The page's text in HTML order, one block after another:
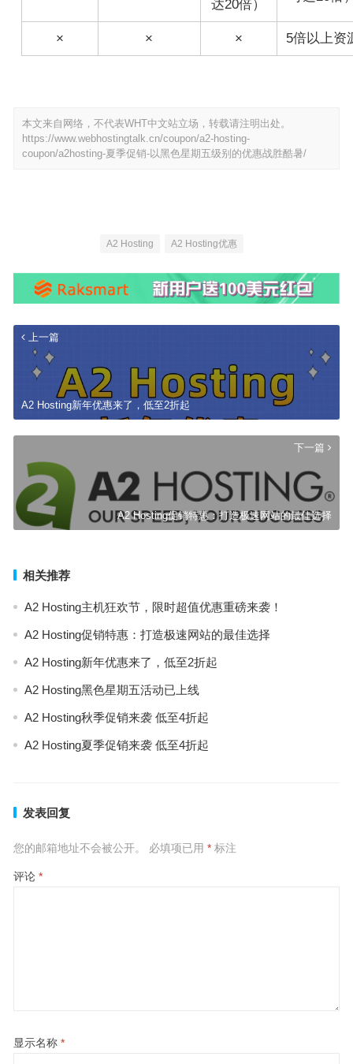
达20倍）
× × × 5倍以上资
本文来自网络，不代表WHT中文站立场，转载请注明出处。
https://www.webhostingtalk.cn/coupon/a2-hosting-
coupon/a2hosting-夏季促销-以黑色星期五级别的优惠战胜酷暑/
A2 Hosting A2 Hosting优惠
上一篇
A2 Hosting新年优惠来了，低至2折起
下一篇
A2 Hosting促销特惠：打造极速网站的最佳选择
相关推荐
A2 Hosting主机狂欢节，限时超值优惠重磅来袭！
A2 Hosting促销特惠：打造极速网站的最佳选择
A2 Hosting新年优惠来了，低至2折起
A2 Hosting黑色星期五活动已上线
A2 Hosting秋季促销来袭 低至4折起
A2 Hosting夏季促销来袭 低至4折起
发表回复
您的邮箱地址不会被公开。 必填项已用 *标注
评论 *
显示名称 *